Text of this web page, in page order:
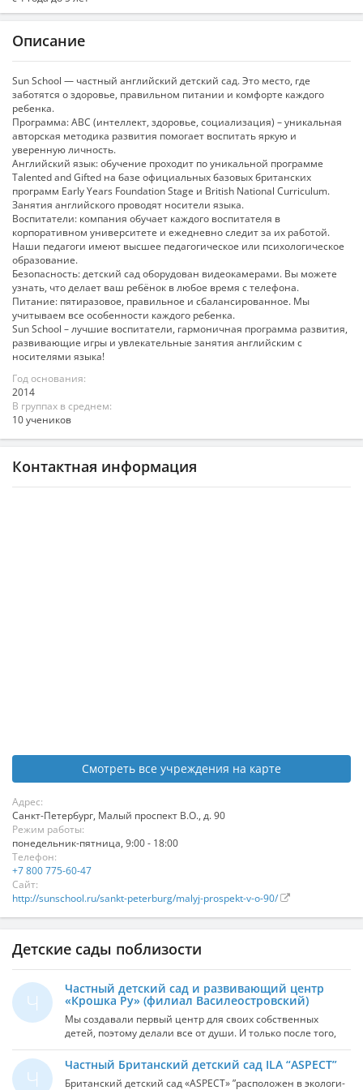
Описание
Sun School — частный английский детский сад. Это место, где
заботятся о здоровье, правильном питании и комфорте каждого
ребенка.
Программа: ABC (интеллект, здоровье, социализация) – уникальная
авторская методика развития помогает воспитать яркую и
уверенную личность.
Английский язык: обучение проходит по уникальной программе
Talented and Gifted на базе официальных базовых британских
программ Early Years Foundation Stage и British National Curriculum.
Занятия английского проводят носители языка.
Воспитатели: компания обучает каждого воспитателя в
корпоративном университете и ежедневно следит за их работой.
Наши педагоги имеют высшее педагогическое или психологическое
образование.
Безопасность: детский сад оборудован видеокамерами. Вы можете
узнать, что делает ваш ребёнок в любое время с телефона.
Питание: пятиразовое, правильное и сбалансированное. Мы
учитываем все особенности каждого ребенка.
Sun School – лучшие воспитатели, гармоничная программа развития,
развивающие игры и увлекательные занятия английским с
носителями языка!
Год основания:
2014
В группах в среднем:
10 учеников
Контактная информация
Смотреть все учреждения на карте
Адрес:
Санкт-Петербург, Малый проспект В.О., д. 90
Режим работы:
понедельник-пятница, 9:00 - 18:00
Телефон:
+7 800 775-60-47
Сайт:
http://sunschool.ru/sankt-peterburg/malyj-prospekt-v-o-90/
Детские сады поблизости
Ч
Частный детский сад и развивающий центр
«Крошка Ру» (филиал Василеостровский)
Мы создавали первый центр для своих собственных
детей, поэтому делали все от души. И только после того,
как убедились в том, что это не только хорошо работает,
но и приносит деньги, открыли второй центр. А затем
третий и четвертый. Наш центр занимает площадь 195
Ч
Частный Британский детский сад ILA “ASPECT”
Бри­тан­ский дет­ский сад «ASPECT» ”расположен в эко­ло­ги­